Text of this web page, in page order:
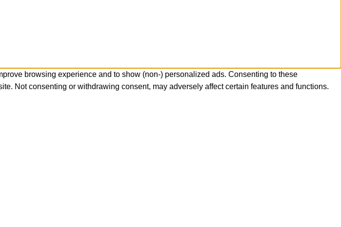
browsing experience and to show (non-) personalized ads. Consenting to these
Not consenting or withdrawing consent, may adversely affect certain features and functions.